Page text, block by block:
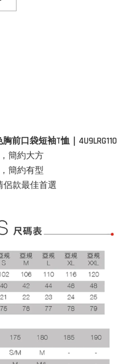
前口袋短袖T恤｜4U9LRG110
簡約大方
簡約有型
侶款最佳首選